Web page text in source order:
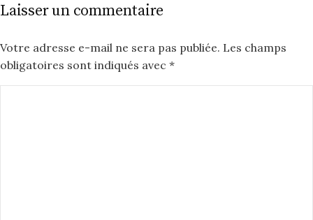
Laisser un commentaire
Votre adresse e-mail ne sera pas publiée. Les champs
obligatoires sont indiqués avec *